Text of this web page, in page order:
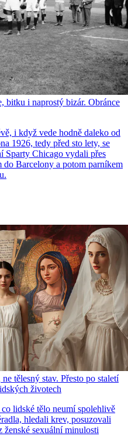
bitku i naprostý bizár. Obránce
i když vede hodně daleko od
1926, tedy před sto lety, se
Sparty Chicago vydali přes
Barcelony a potom parníkem
tělesný stav. Přesto po staletí
životech
lidské tělo neumí spolehlivě
hledali krev, posuzovali
ženské sexuální minulosti